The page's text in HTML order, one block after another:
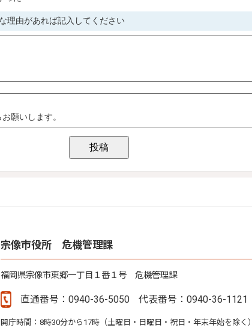
宗像市役所 危機管理課
福岡県宗像市東郷一丁目１番１号 危機管理課
直通番号：0940-36-5050 代表番号：0940-36-1121
開庁時間：8時30分から17時（土曜日・日曜日・祝日・年末年始を除く）